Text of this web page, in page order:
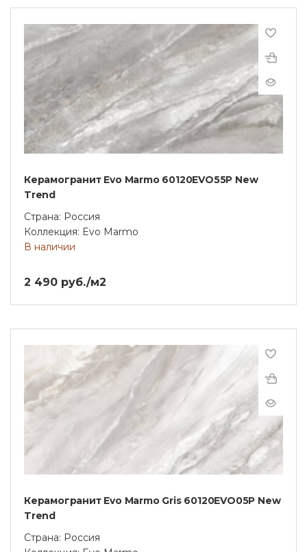
Керамогранит Evo Marmo 60120EVO55P New
Trend
Страна: Россия
Коллекция: Evo Marmo
В наличии
2 490 руб./м2
Керамогранит Evo Marmo Gris 60120EVO05P New
Trend
Страна: Россия